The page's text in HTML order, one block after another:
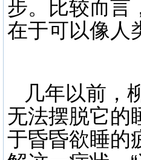
步。比较而言
在于可以像人
几年以前，
无法摆脱它的
于昏昏欲睡的